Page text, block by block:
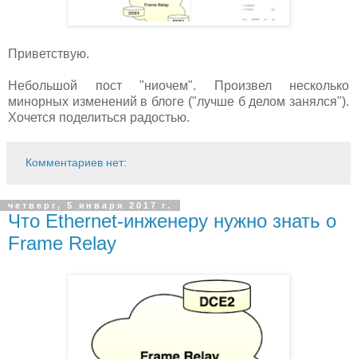
Приветствую.
Небольшой пост "ниочем". Произвел несколько
минорных изменений в блоге ("лучше б делом занялся").
Хочется поделиться радостью.
Комментариев нет:
четверг, 5 января 2017 г.
Что Ethernet-инженеру нужно знать о
Frame Relay